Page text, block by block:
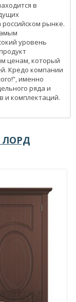
в
рынке.
уровень
ценам, который
Кредо компании
именно
ряда и
и комплектаций.
ЛОРД